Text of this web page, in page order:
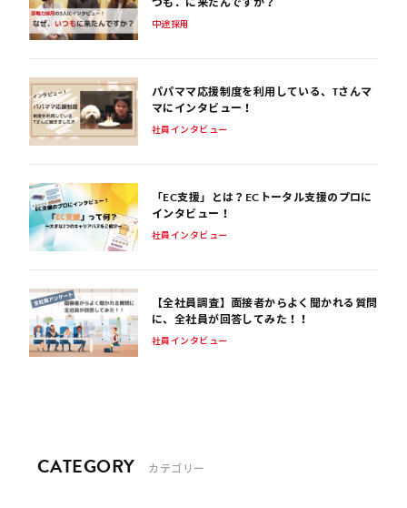
中途採用
パパママ応援制度を利用している、Tさんマ
マにインタビュー！
社員インタビュー
「EC支援」とは？ECトータル支援のプロに
インタビュー！
社員インタビュー
【全社員調査】面接者からよく聞かれる質問
に、全社員が回答してみた！！
社員インタビュー
CATEGORY カテゴリー